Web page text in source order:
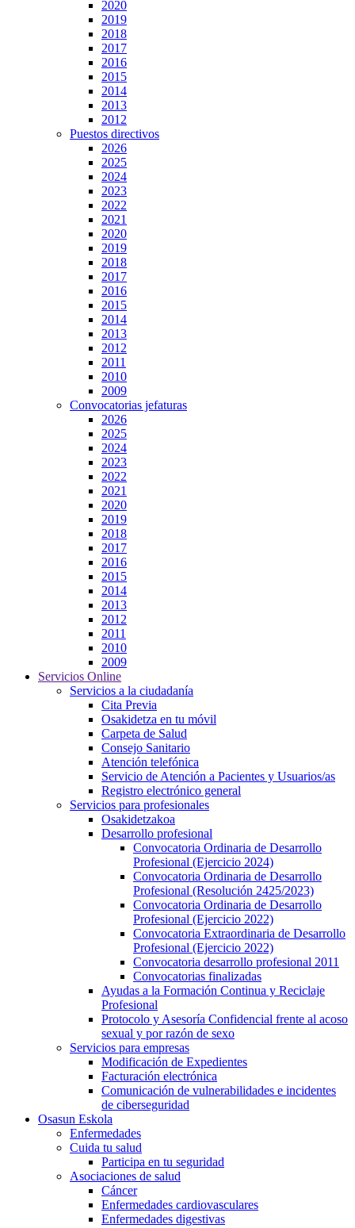
2020
2019
2018
2017
2016
2015
2014
2013
2012
Puestos directivos
2026
2025
2024
2023
2022
2021
2020
2019
2018
2017
2016
2015
2014
2013
2012
2011
2010
2009
Convocatorias jefaturas
2026
2025
2024
2023
2022
2021
2020
2019
2018
2017
2016
2015
2014
2013
2012
2011
2010
2009
Servicios Online
Servicios a la ciudadanía
Cita Previa
Osakidetza en tu móvil
Carpeta de Salud
Consejo Sanitario
Atención telefónica
Servicio de Atención a Pacientes y Usuarios/as
Registro electrónico general
Servicios para profesionales
Osakidetzakoa
Desarrollo profesional
Convocatoria Ordinaria de Desarrollo
Profesional (Ejercicio 2024)
Convocatoria Ordinaria de Desarrollo
Profesional (Resolución 2425/2023)
Convocatoria Ordinaria de Desarrollo
Profesional (Ejercicio 2022)
Convocatoria Extraordinaria de Desarrollo
Profesional (Ejercicio 2022)
Convocatoria desarrollo profesional 2011
Convocatorias finalizadas
Ayudas a la Formación Continua y Reciclaje
Profesional
Protocolo y Asesoría Confidencial frente al acoso
sexual y por razón de sexo
Servicios para empresas
Modificación de Expedientes
Facturación electrónica
Comunicación de vulnerabilidades e incidentes
de ciberseguridad
Osasun Eskola
Enfermedades
Cuida tu salud
Participa en tu seguridad
Asociaciones de salud
Cáncer
Enfermedades cardiovasculares
Enfermedades digestivas